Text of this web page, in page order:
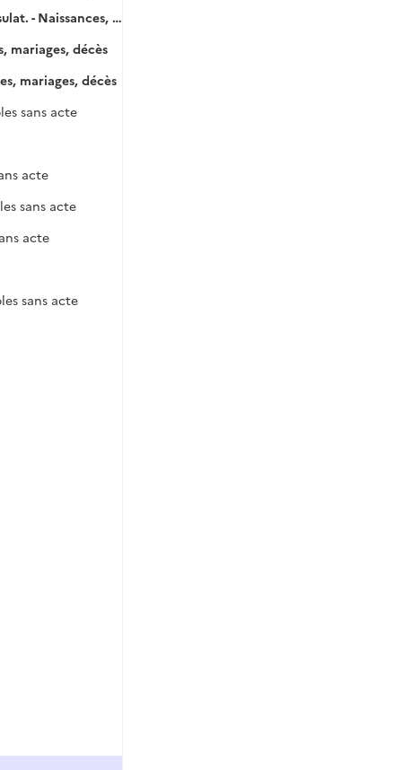
mariages, décès
mariages, décès
mariages, décès
sans acte
acte
sans acte
acte
sans acte